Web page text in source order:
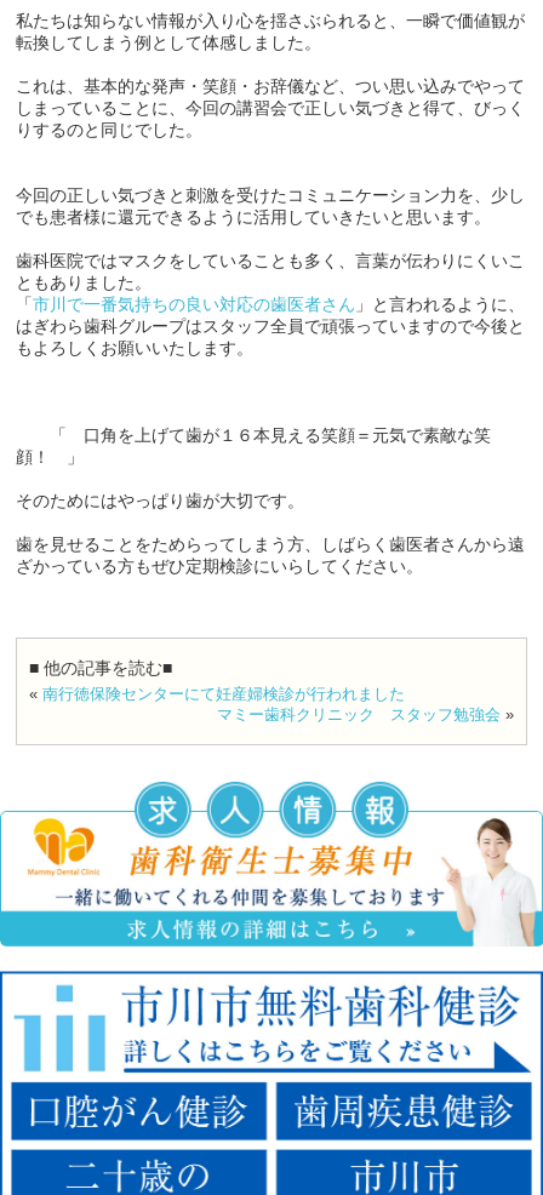
私たちは知らない情報が入り心を揺さぶられると、一瞬で価値観が
転換してしまう例として体感しました。
これは、基本的な発声・笑顔・お辞儀など、つい思い込みでやって
しまっていることに、今回の講習会で正しい気づきと得て、びっく
りするのと同じでした。
今回の正しい気づきと刺激を受けたコミュニケーション力を、少し
でも患者様に還元できるように活用していきたいと思います。
歯科医院ではマスクをしていることも多く、言葉が伝わりにくいこ
ともありました。
「市川で一番気持ちの良い対応の歯医者さん 」と言われるように、
はぎわら歯科グループはスタッフ全員で頑張っていますので今後と
もよろしくお願いいたします。
「 口角を上げて歯が１６本見える笑顔＝元気で素敵な笑
顔！ 」
そのためにはやっぱり歯が大切です。
歯を見せることをためらってしまう方、しばらく歯医者さんから遠
ざかっている方もぜひ定期検診にいらしてください。
■ 他の記事を読む■
«南行徳保険センターにて妊産婦検診が行われました
マミー歯科クリニック スタッフ勉強会 »